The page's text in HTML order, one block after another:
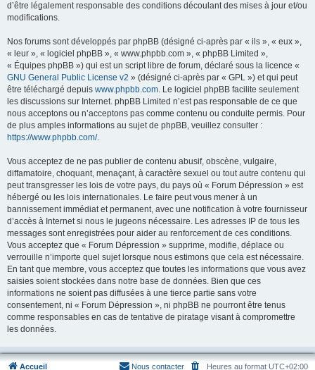
d’être légalement responsable des conditions découlant des mises à jour et/ou
modifications.
Nos forums sont développés par phpBB (désigné ci-après par « ils », « eux »,
« leur », « logiciel phpBB », « www.phpbb.com », « phpBB Limited »,
« Équipes phpBB ») qui est un script libre de forum, déclaré sous la licence «
GNU General Public License v2 » (désigné ci-après par « GPL ») et qui peut
être téléchargé depuis www.phpbb.com. Le logiciel phpBB facilite seulement
les discussions sur Internet. phpBB Limited n’est pas responsable de ce que
nous acceptons ou n’acceptons pas comme contenu ou conduite permis. Pour
de plus amples informations au sujet de phpBB, veuillez consulter :
https://www.phpbb.com/.
Vous acceptez de ne pas publier de contenu abusif, obscène, vulgaire,
diffamatoire, choquant, menaçant, à caractère sexuel ou tout autre contenu qui
peut transgresser les lois de votre pays, du pays où « Forum Dépression » est
hébergé ou les lois internationales. Le faire peut vous mener à un
bannissement immédiat et permanent, avec une notification à votre fournisseur
d’accès à Internet si nous le jugeons nécessaire. Les adresses IP de tous les
messages sont enregistrées pour aider au renforcement de ces conditions.
Vous acceptez que « Forum Dépression » supprime, modifie, déplace ou
verrouille n’importe quel sujet lorsque nous estimons que cela est nécessaire.
En tant que membre, vous acceptez que toutes les informations que vous avez
saisies soient stockées dans notre base de données. Bien que ces
informations ne soient pas diffusées à une tierce partie sans votre
consentement, ni « Forum Dépression », ni phpBB ne pourront être tenus
comme responsables en cas de tentative de piratage visant à compromettre
les données.
Accueil Heures au format UTC+02:00
Nous contacter